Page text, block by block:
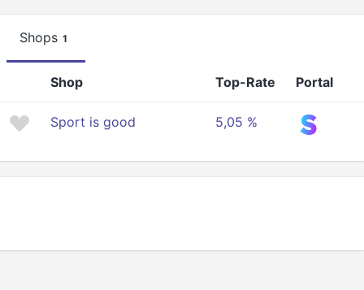
Shops 1
Shop Top-Rate Portal
Sport is good 5,05 %